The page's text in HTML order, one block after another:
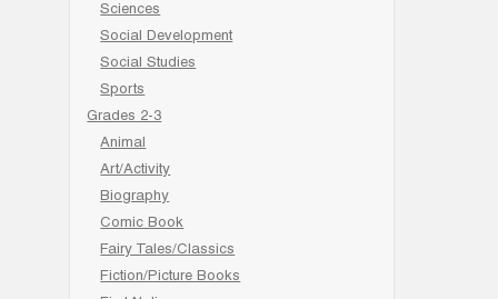
Sciences
Social Development
Social Studies
Sports
Grades 2-3
Animal
Art/Activity
Biography
Comic Book
Fairy Tales/Classics
Fiction/Picture Books